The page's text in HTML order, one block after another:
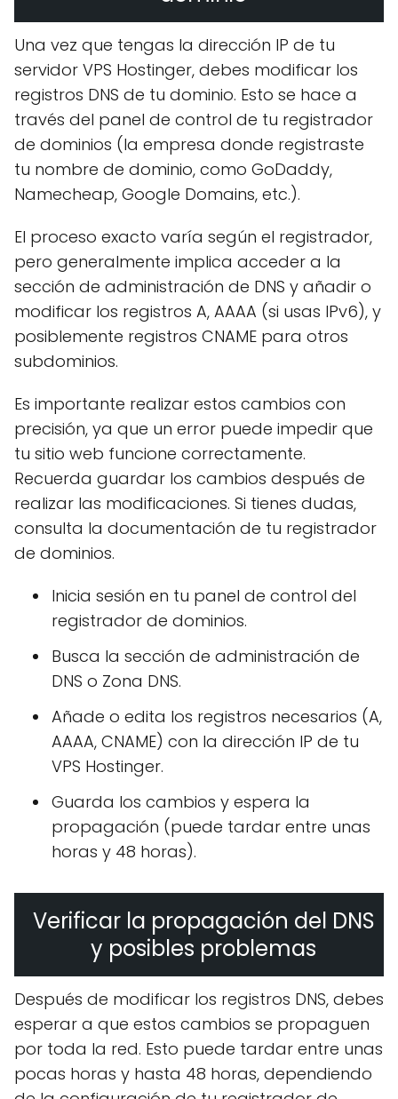
Una vez que tengas la dirección IP de tu
servidor VPS Hostinger, debes modificar los
registros DNS de tu dominio. Esto se hace a
través del panel de control de tu registrador
de dominios (la empresa donde registraste
tu nombre de dominio, como GoDaddy,
Namecheap, Google Domains, etc.).
El proceso exacto varía según el registrador,
pero generalmente implica acceder a la
sección de administración de DNS y añadir o
modificar los registros A, AAAA (si usas IPv6), y
posiblemente registros CNAME para otros
subdominios.
Es importante realizar estos cambios con
precisión, ya que un error puede impedir que
tu sitio web funcione correctamente.
Recuerda guardar los cambios después de
realizar las modificaciones. Si tienes dudas,
consulta la documentación de tu registrador
de dominios.
Inicia sesión en tu panel de control del
registrador de dominios.
Busca la sección de administración de
DNS o Zona DNS.
Añade o edita los registros necesarios (A,
AAAA, CNAME) con la dirección IP de tu
VPS Hostinger.
Guarda los cambios y espera la
propagación (puede tardar entre unas
horas y 48 horas).
Verificar la propagación del DNS
y posibles problemas
Después de modificar los registros DNS, debes
esperar a que estos cambios se propaguen
por toda la red. Esto puede tardar entre unas
pocas horas y hasta 48 horas, dependiendo